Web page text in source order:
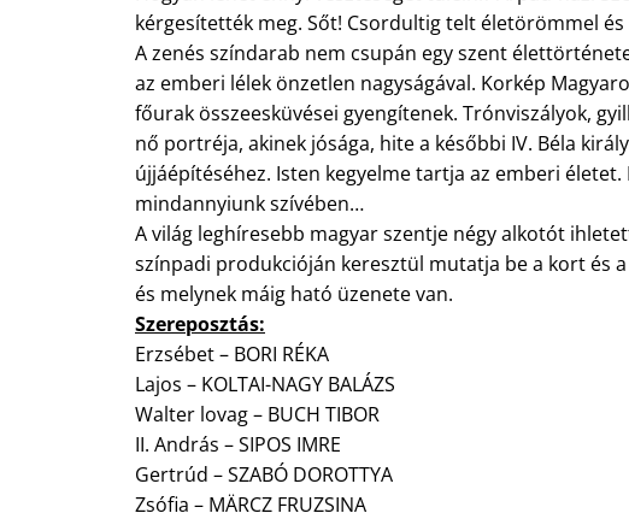
kérgesítették meg. Sőt! Csordultig telt életörömmel
A zenés színdarab nem csupán egy szent
az emberi lélek önzetlen nagyságával. Korkép
főurak összeesküvései gyengítenek. Trónviszályok,
nő portréja, akinek jósága, hite a későbbi IV. Béla
újjáépítéséhez. Isten kegyelme tartja az emberi
mindannyiunk szívében…
A világ leghíresebb magyar szentje négy alkotót
színpadi produkcióján keresztül mutatja be a kort és
és melynek máig ható üzenete van.
Szereposztás:
Erzsébet – BORI RÉKA
Lajos – KOLTAI-NAGY BALÁZS
Walter lovag – BUCH TIBOR
II. András – SIPOS IMRE
Gertrúd – SZABÓ DOROTTYA
Zsófia – MÄRCZ FRUZSINA